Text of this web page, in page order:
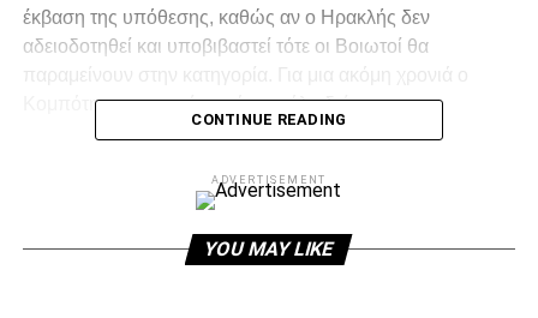
έκβαση της υπόθεσης, καθώς αν ο Ηρακλής δεν
αδειοδοτηθεί και υποβιβαστεί τότε οι Βοιωτοί θα
παραμείνουν στην κατηγορία. Για μια ακόμη χρονιά ο
Κομπότης τα καταφέρνει όπως όλα δείχνουν.
ADVERTISEMENT
CONTINUE READING
ADVERTISEMENT
YOU MAY LIKE